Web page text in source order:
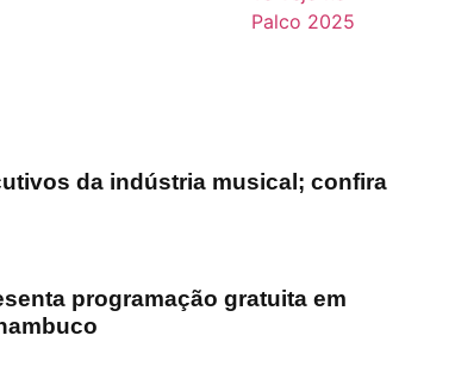
da indústria musical; confira
programação gratuita em